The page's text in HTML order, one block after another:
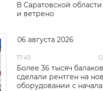
В Саратовской
и ветрено
06 августа 2026
17:45
Более 36 тысяч
сделали рентген на
оборудовании с начала